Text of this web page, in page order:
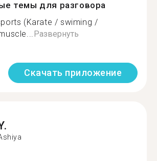
темы для разговора
(Karate / swiming /
Развернуть
Скачать приложение